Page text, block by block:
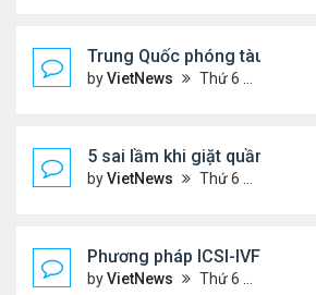
Trung Quốc phóng tàu vũ trụ
byVietNews Thứ 6 Tháng 8 05, 2022 2:24 pm
5 sai lầm khi giặt quần áo
byVietNews Thứ 6 Tháng 8 05, 2022 2:21 pm
Phương pháp ICSI-IVF điều
byVietNews Thứ 6 Tháng 8 05, 2022 12:24 pm